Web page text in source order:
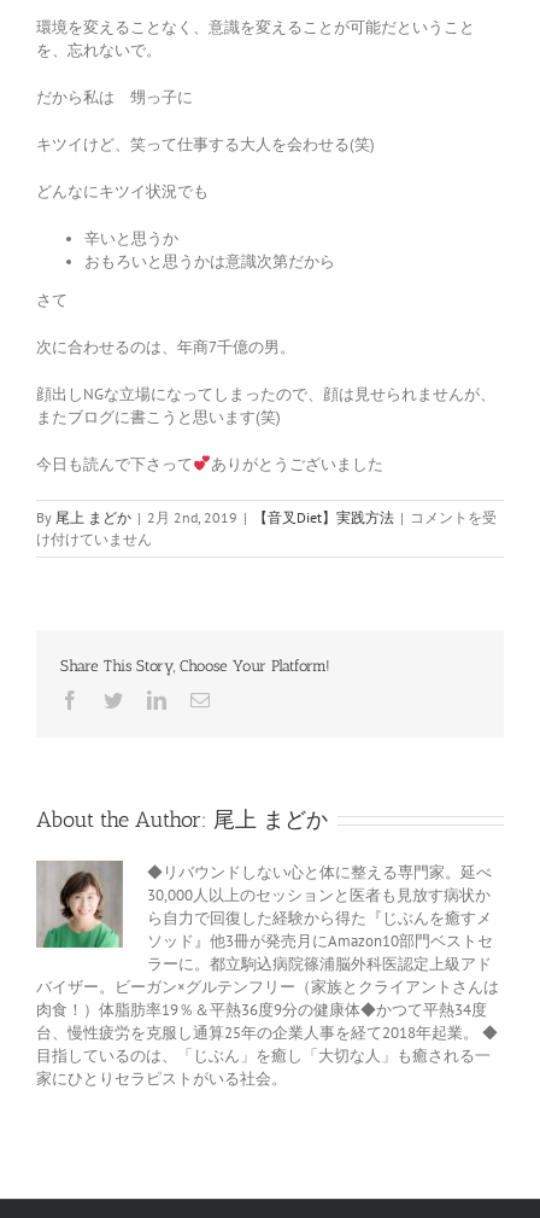
環境を変えることなく、意識を変えることが可能だということ
を、忘れないで。
だから私は 甥っ子に
キツイけど、笑って仕事する大人を会わせる(笑)
どんなにキツイ状況でも
辛いと思うか
おもろいと思うかは意識次第だから
さて
次に合わせるのは、年商7千億の男。
顔出しNGな立場になってしまったので、顔は見せられませんが、
またブログに書こうと思います(笑)
今日も読んで下さって ありがとうございました
By 尾上 まどか | 2月 2nd, 2019 | 【音叉Diet】実践方法 | 甥
子
戦
は
コメントを受
け付けていません
Share This Story, Choose Your Platform!
Facebook
TwitterLinkedIn
電
About the Author: 尾上 まどか
◆リバウンドしない心と体に整える専門家。延べ
30,000人以上のセッションと医者も見放す病状か
ら自力で回復した経験から得た『じぶんを癒すメ
ソッド』他3冊が発売月にAmazon10部門ベストセ
ラーに。都立駒込病院篠浦脳外科医認定上級アド
バイザー。ビーガン×グルテンフリー（家族とクライアントさんは
肉食！）体脂肪率19％＆平熱36度9分の健康体◆かつて平熱34度
台、慢性疲労を克服し通算25年の企業人事を経て2018年起業。 ◆
目指しているのは、「じぶん」を癒し「大切な人」も癒される一
家にひとりセラピストがいる社会。